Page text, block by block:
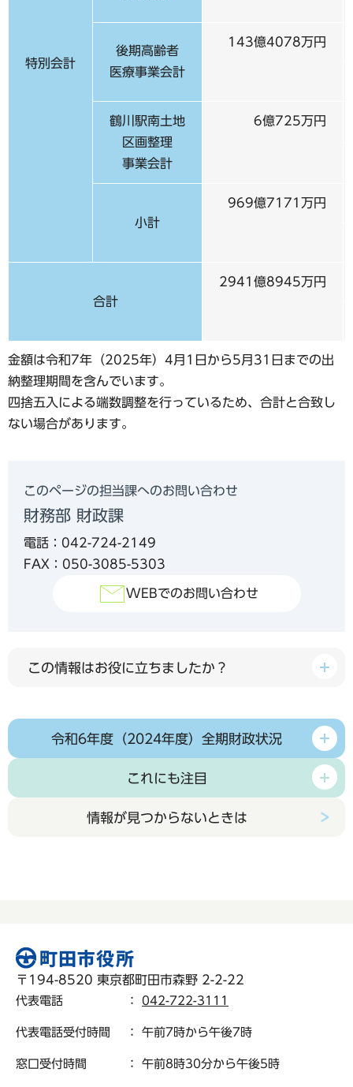
特別会計
後期高齢者
医療事業会計
143億4078万円
鶴川駅南土地
区画整理
事業会計
6億725万円
小計
969億7171万円
合計
2941億8945万円
金額は令和7年（2025年）4月1日から5月31日までの出
納整理期間を含んでいます。
四捨五入による端数調整を行っているため、合計と合致し
ない場合があります。
このページの担当課へのお問い合わせ
財務部 財政課
電話：042-724-2149
FAX：050-3085-5303
WEBでのお問い合わせ
この情報はお役に立ちましたか？
令和6年度（2024年度）全期財政状況
これにも注目
情報が見つからないときは
〒194-8520 東京都町田市森野 2-2-22
代表電話 ： 042-722-3111
代表電話受付時間 ： 午前7時から午後7時
窓口受付時間 ： 午前8時30分から午後5時